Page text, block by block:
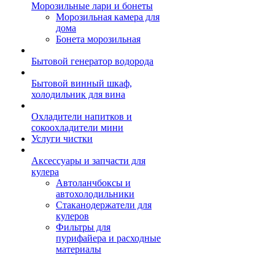
Морозильные лари и бонеты
Морозильная камера для
дома
Бонета морозильная
Бытовой генератор водорода
Бытовой винный шкаф,
холодильник для вина
Охладители напитков и
сокоохладители мини
Услуги чистки
Аксессуары и запчасти для
кулера
Автоланчбоксы и
автохолодильники
Стаканодержатели для
кулеров
Фильтры для
пурифайера и расходные
материалы